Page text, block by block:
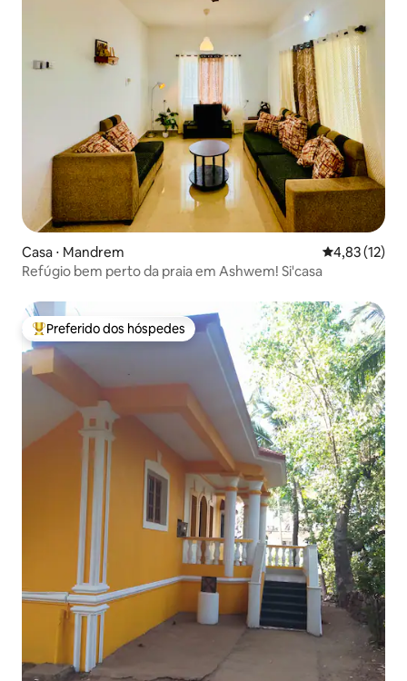
Casa ⋅ Mandrem 4,83 de uma
4,83 (12)
Refúgio bem perto da praia em Ashwem! Si'casa
Entre os melhores preferidos dos hóspedes
Preferido dos hóspedes